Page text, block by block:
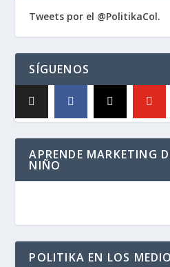
Tweets por el @PolitikaCol.
SÍGUENOS
APRENDE MARKETING
NIÑO
POLITIKA EN LOS